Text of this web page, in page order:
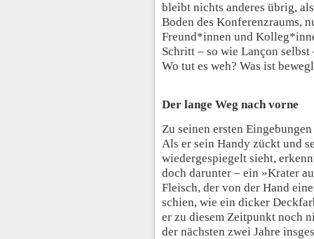
bleibt nichts anderes übrig,
Boden des Konferenzraums,
Freund*innen und
Schritt – so wie Lançon selbst
Wo tut es weh? Was ist
Der lange Weg nach vorne
Zu seinen ersten
Als er sein Handy zückt und
wiedergespiegelt sieht,
doch darunter – ein »Krater
Fleisch, der von der Hand
schien, wie ein dicker
er zu diesem Zeitpunkt noch
der nächsten zwei Jahre